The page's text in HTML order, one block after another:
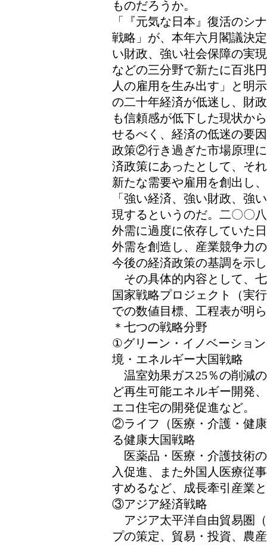
ものだろうか。
「『元気な日本』復活のシ
戦略」が、本年六月閣議決
い財政、強い社会保障の実
などの三分野で新たに百兆
人の雇用を生み出す」と明
の二十年経済が低迷し、財
も信頼感が低下した現状か
せるべく、経済の低迷の要
政策②行き過ぎた市場原理
済政策にあったとして、そ
新たな需要や雇用を創出し
「強い経済、強い財政、強
現するというのだ。二〇〇
外需に過度に依存していた
外需を創造し、産業競争力
今後の経済政策の基調を示
その具体的内容として、
国家戦略プロジェクト（実
での数値目標、工程表が明
＊七つの戦略分野
①グリーン・イノベーショ
境・エネルギー大国戦略
温室効果ガス25％の削減
ど再生可能エネルギー開発
エコ住宅の開発促進など。
②ライフ（医療・介護・健
る健康大国戦略
医薬品・医療・介護技術
入促進、また外国人医療従
すめるなど、成長牽引産業
③アジア経済戦略
アジア太平洋自由貿易圏
プの策定、貿易・投資、農